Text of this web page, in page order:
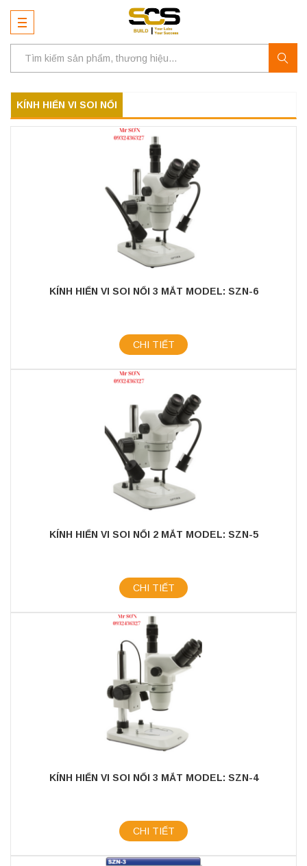
KÍNH HIỂN VI SOI NỔI
KÍNH HIỂN VI SOI NỔI 3 MẮT MODEL: SZN-6
CHI TIẾT
KÍNH HIỂN VI SOI NỔI 2 MẮT MODEL: SZN-5
CHI TIẾT
KÍNH HIỂN VI SOI NỔI 3 MẮT MODEL: SZN-4
CHI TIẾT